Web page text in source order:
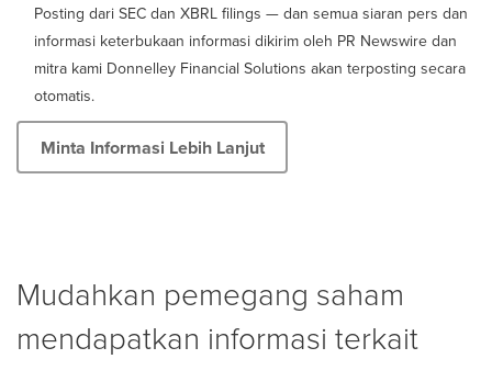
Posting dari SEC dan XBRL filings — dan semua siaran pers dan
informasi keterbukaan informasi dikirim oleh PR Newswire dan
mitra kami Donnelley Financial Solutions akan terposting secara
otomatis.
Minta Informasi Lebih Lanjut
Mudahkan pemegang saham
mendapatkan informasi terkait